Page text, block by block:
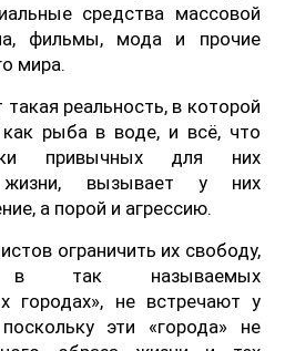
средства массовой
фильмы, мода и прочие
мира.
такая реальность, в которой
рыба в воде, и всё, что
привычных для них
жизни, вызывает у них
а порой и агрессию.
ограничить их свободу,
в так называемых
городах», не встречают у
эти «города» не